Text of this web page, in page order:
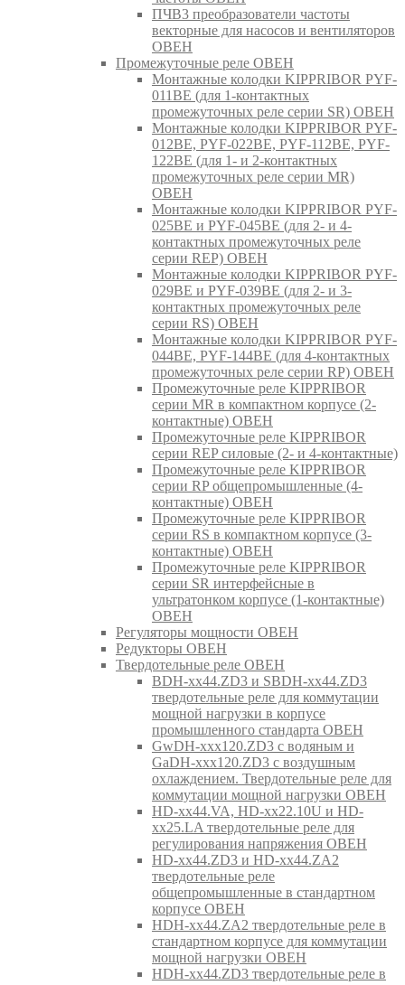
ПЧВ3 преобразователи частоты
векторные для насосов и вентиляторов
ОВЕН
Промежуточные реле ОВЕН
Монтажные колодки KIPPRIBOR PYF-
011BE (для 1-контактных
промежуточных реле серии SR) ОВЕН
Монтажные колодки KIPPRIBOR PYF-
012BE, PYF-022BE, PYF-112BE, PYF-
122BE (для 1- и 2-контактных
промежуточных реле серии MR)
ОВЕН
Монтажные колодки KIPPRIBOR PYF-
025BE и PYF-045BE (для 2- и 4-
контактных промежуточных реле
серии REP) ОВЕН
Монтажные колодки KIPPRIBOR PYF-
029BE и PYF-039BE (для 2- и 3-
контактных промежуточных реле
серии RS) ОВЕН
Монтажные колодки KIPPRIBOR PYF-
044BE, PYF-144BE (для 4-контактных
промежуточных реле серии RP) ОВЕН
Промежуточные реле KIPPRIBOR
серии MR в компактном корпусе (2-
контактные) ОВЕН
Промежуточные реле KIPPRIBOR
серии REP силовые (2- и 4-контактные)
Промежуточные реле KIPPRIBOR
серии RP общепромышленные (4-
контактные) ОВЕН
Промежуточные реле KIPPRIBOR
серии RS в компактном корпусе (3-
контактные) ОВЕН
Промежуточные реле KIPPRIBOR
серии SR интерфейсные в
ультратонком корпусе (1-контактные)
ОВЕН
Регуляторы мощности ОВЕН
Редукторы ОВЕН
Твердотельные реле ОВЕН
BDH-xx44.ZD3 и SBDH-xx44.ZD3
твердотельные реле для коммутации
мощной нагрузки в корпусе
промышленного стандарта ОВЕН
GwDH-xxx120.ZD3 с водяным и
GaDH-xxx120.ZD3 с воздушным
охлаждением. Твердотельные реле для
коммутации мощной нагрузки ОВЕН
HD-xx44.VA, HD-xx22.10U и HD-
xx25.LA твердотельные реле для
регулирования напряжения ОВЕН
HD-xx44.ZD3 и HD-xx44.ZA2
твердотельные реле
общепромышленные в стандартном
корпусе ОВЕН
HDH-xx44.ZA2 твердотельные реле в
стандартном корпусе для коммутации
мощной нагрузки ОВЕН
HDH-xx44.ZD3 твердотельные реле в